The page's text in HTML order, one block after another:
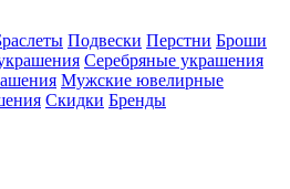
Подвески Перстни Броши
Серебряные украшения
Мужские ювелирные
Скидки Бренды